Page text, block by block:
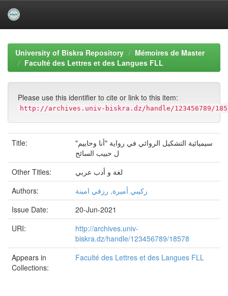
navigationUniversity of Biskra Repository
Mémoires de Master
Faculté des Lettres et des Langues FLL
Please use this identifier to cite or link to this item:
http://archives.univ-biskra.dz/handle/123456789/
Title:
سيميائية التشكيل الروائي في رواية "أنا وحاييم"
ل حبيب السائح
Other Titles:
لغة و أدب عربي
Authors:
ركيبي أميرة, رزقي امينة
Issue Date:
20-Jun-2021
URI:
http://archives.univ-
biskra.dz/handle/123456789/18578
Appears in
Collections:
Faculté des Lettres et des Langues FLL